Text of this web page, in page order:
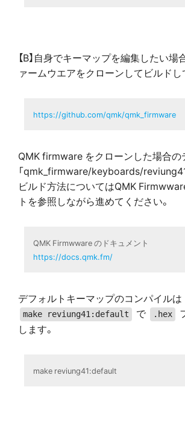
【B】自身でキーマップを編集したい場
ァームウエアをクローンしてビルドし
https://github.com/qmk/qmk_firmware
QMK firmware をクローンした場合の
「qmk_firmware/keyboards/
ビルド方法についてはQMK
トを参照しながら進めてください。
https://docs.qmk.fm/
デフォルトキーマップのコンパイルは
make reviung41:default で .hex
します。
make reviung41:default